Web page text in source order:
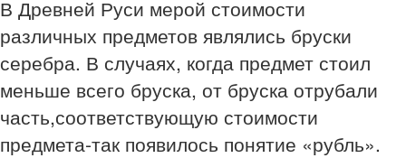
В Древней Руси мерой стоимости
различных предметов являлись бруски
серебра. В случаях, когда предмет стоил
меньше всего бруска, от бруска отрубали
часть,соответствующую стоимости
предмета-так появилось понятие «рубль».